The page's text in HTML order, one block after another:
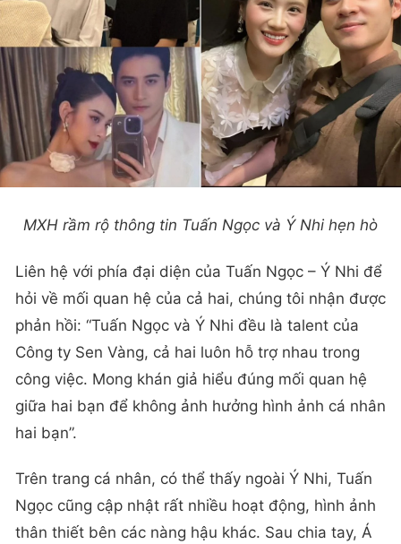
MXH rầm rộ thông tin Tuấn Ngọc và Ý Nhi hẹn hò
Liên hệ với phía đại diện của Tuấn Ngọc – Ý Nhi để
hỏi về mối quan hệ của cả hai, chúng tôi nhận được
phản hồi: “Tuấn Ngọc và Ý Nhi đều là talent của
Công ty Sen Vàng, cả hai luôn hỗ trợ nhau trong
công việc. Mong khán giả hiểu đúng mối quan hệ
giữa hai bạn để không ảnh hưởng hình ảnh cá nhân
hai bạn”.
Trên trang cá nhân, có thể thấy ngoài Ý Nhi, Tuấn
Ngọc cũng cập nhật rất nhiều hoạt động, hình ảnh
thân thiết bên các nàng hậu khác. Sau chia tay, Á